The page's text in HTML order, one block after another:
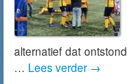
alternatief dat
… Lees verder →